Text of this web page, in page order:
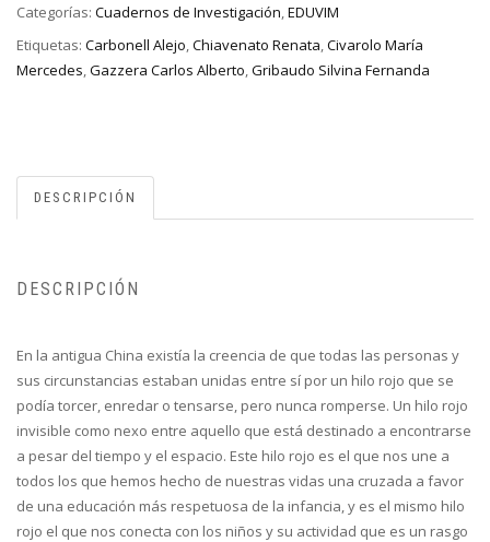
Categorías: Cuadernos de Investigación EDUVIM
Etiquetas: Carbonell Alejo,Chiavenato Renata,Civarolo María
Mercedes,Gazzera Carlos Alberto,Gribaudo Silvina Fernanda
DESCRIPCIÓN
DESCRIPCIÓN
En la antigua China existía la creencia de que todas las personas y
sus circunstancias estaban unidas entre sí por un hilo rojo que se
podía torcer, enredar o tensarse, pero nunca romperse. Un hilo rojo
invisible como nexo entre aquello que está destinado a encontrarse
a pesar del tiempo y el espacio. Este hilo rojo es el que nos une a
todos los que hemos hecho de nuestras vidas una cruzada a favor
de una educación más respetuosa de la infancia, y es el mismo hilo
rojo el que nos conecta con los niños y su actividad que es un rasgo